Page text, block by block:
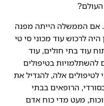
אם הממשלה הייתה מפנה
לרכוש עוד מכוני סי טי
עוד בתי חולים, עוד
להשתלמויות בטיפולים
לטיפולים אלה, להגדיל את
הרופאים בבתי
מעט מדי כוח אדם